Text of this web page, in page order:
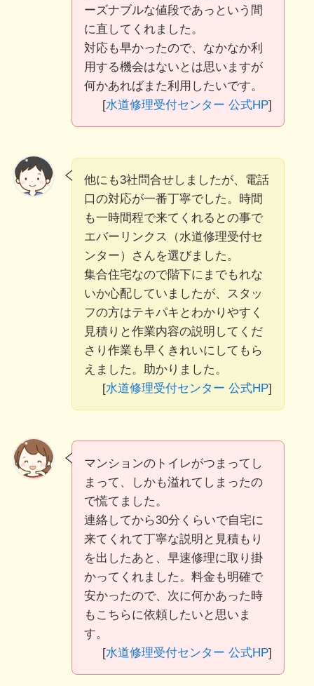
ーズナブルな値段であっという間
に直してくれました。
対応も早かったので、なかなか利
用する機会はないとは思いますが
何かあればまた利用したいです。
[水道修理受付センター 公式HP]
他にも3社問合せしましたが、電話
口の対応が一番丁寧でした。時間
も一時間程で来てくれるとの事で
エバーリンクス（水道修理受付セ
ンター）さんを選びました。
集合住宅なので階下にまでもれな
いか心配していましたが、スタッ
フの方はテキパキとわかりやすく
見積りと作業内容の説明してくだ
さり作業も早くきれいにしてもら
えました。助かりました。
[水道修理受付センター 公式HP]
マンションのトイレがつまってし
まって、しかも溢れてしまったの
で慌てました。
連絡してから30分くらいで自宅に
来てくれて丁寧な説明と見積もり
を出したあと、早速修理に取り掛
かってくれました。料金も明確で
安かったので、次に何かあった時
もこちらに依頼したいと思いま
す。
[水道修理受付センター 公式HP]